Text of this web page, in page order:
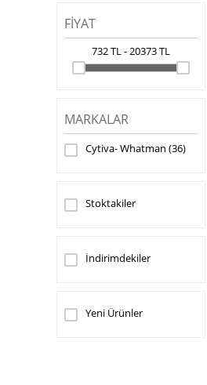
FIYAT
732 TL-20373 TL
MARKALAR
Cytiva- Whatman (36)
Stoktakiler
İndirimdekiler
Yeni Ürünler